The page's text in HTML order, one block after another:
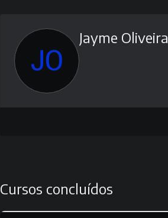
JO
Jayme Oliveira
Cursos concluídos